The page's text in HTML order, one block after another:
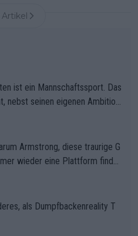
ist ein Mannschaftssport. Das
seinen eigenen Ambition
machen und konkret am Erf
anzurechnen. Das ist ein Zei
Armstrong, diese traurige G
wieder eine Plattform finde
als Dumpfbackenreality T